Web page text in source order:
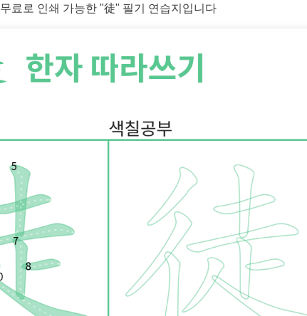
무료로 인쇄 가능한 "徒" 필기 연습지입니다